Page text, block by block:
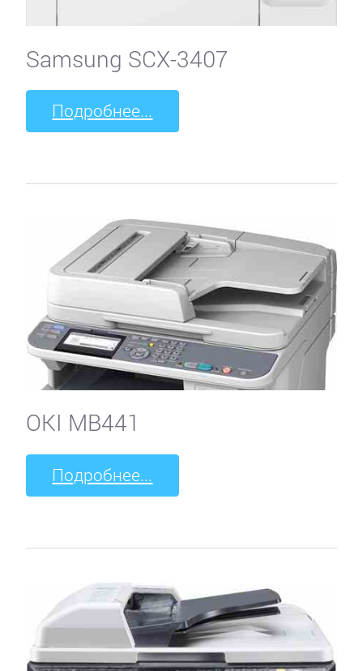
Samsung SCX-3407
Подробнее...
OKI MB441
Подробнее...